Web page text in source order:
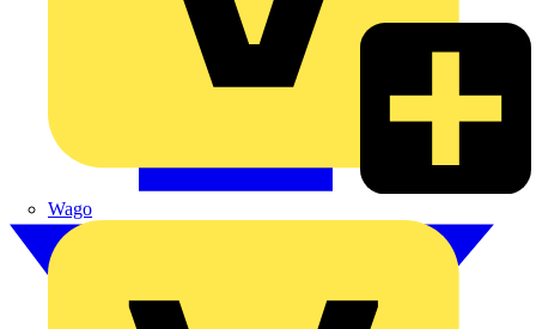
Wago